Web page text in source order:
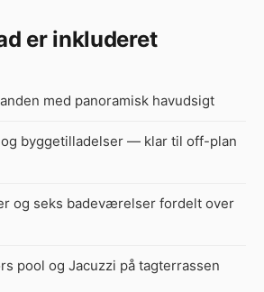
er inkluderet
med panoramisk havudsigt
byggetilladelser — klar til off-plan
og seks badeværelser fordelt over
pool og Jacuzzi på tagterrassen